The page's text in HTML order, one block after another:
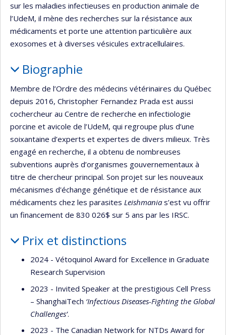
sur les maladies infectieuses en production animale de
l’UdeM, il mène des recherches sur la résistance aux
médicaments et porte une attention particulière aux
exosomes et à diverses vésicules extracellulaires.
Biographie
Membre de l’Ordre des médecins vétérinaires du Québec
depuis 2016, Christopher Fernandez Prada est aussi
cochercheur au Centre de recherche en infectiologie
porcine et avicole de l’UdeM, qui regroupe plus d’une
soixantaine d’experts et expertes de divers milieux. Très
engagé en recherche, il a obtenu de nombreuses
subventions auprès d’organismes gouvernementaux à
titre de chercheur principal. Son projet sur les nouveaux
mécanismes d'échange génétique et de résistance aux
médicaments chez les parasites Leishmania s’est vu offrir
un financement de 830 026$ sur 5 ans par les IRSC.
Prix et distinctions
2024 - Vétoquinol Award for Excellence in Graduate
Research Supervision
2023 - Invited Speaker at the prestigious Cell Press
– ShanghaiTech ‘Infectious Diseases-Fighting the Global
Challenges’.
2023 - The Canadian Network for NTDs Award for